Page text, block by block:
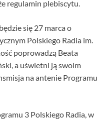
regulamin plebiscytu.
się 27 marca o
Polskiego Radia im.
poprowadzą Beata
a uświetni ją swoim
na antenie Programu
3 Polskiego Radia, w